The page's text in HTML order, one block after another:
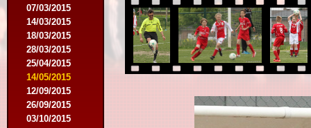
07/03/2015
14/03/2015
18/03/2015
28/03/2015
25/04/2015
14/05/2015
12/09/2015
26/09/2015
03/10/2015